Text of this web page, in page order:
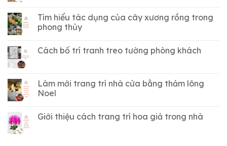
Tìm hiểu tác dụng của cây xương rồng trong
phong thủy
Cách bố trí tranh treo tường phòng khách
Làm mới trang trí nhà cửa bằng thảm lông
Noel
Giới thiệu cách trang trí hoa giả trong nhà